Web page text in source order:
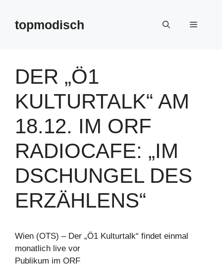
springentopmodisch Menü
DER „Ö1
KULTURTALK“ AM
18.12. IM ORF
RADIOCAFE: „IM
DSCHUNGEL DES
ERZÄHLENS“
Wien (OTS) – Der „Ö1 Kulturtalk“ findet einmal
monatlich live vor
Publikum im ORF